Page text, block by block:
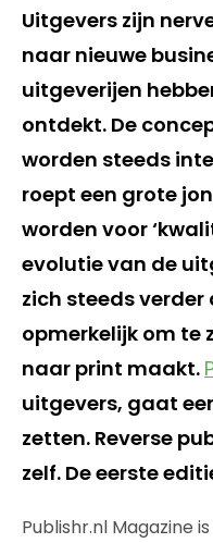
Uitgevers zijn
naar nieuwe
uitgeverijen
ontdekt. De
worden steeds
roept een grote
worden voor
evolutie van de
zich steeds verder
opmerkelijk om te
naar print maakt.
uitgevers, gaat
zetten. Reverse
zelf. De eerste
Publishr.nl Magazine